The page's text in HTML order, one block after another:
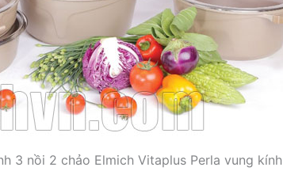
3 nồi 2 chảo Elmich Vitaplus Perla vung kính